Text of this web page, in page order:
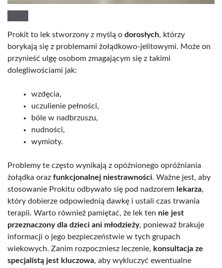
Prokit to lek stworzony z myślą o dorosłych, którzy
borykają się z problemami żołądkowo-jelitowymi. Może on
przynieść ulgę osobom zmagającym się z takimi
dolegliwościami jak:
wzdęcia,
uczulienie pełności,
bóle w nadbrzuszu,
nudności,
wymioty.
Problemy te często wynikają z opóźnionego opróżniania
żołądka oraz funkcjonalnej niestrawności. Ważne jest, aby
stosowanie Prokitu odbywało się pod nadzorem lekarza,
który dobierze odpowiednią dawkę i ustali czas trwania
terapii. Warto również pamiętać, że lek ten nie jest
przeznaczony dla dzieci ani młodzieży, ponieważ brakuje
informacji o jego bezpieczeństwie w tych grupach
wiekowych. Zanim rozpoczniesz leczenie, konsultacja ze
specjalistą jest kluczowa, aby wykluczyć ewentualne